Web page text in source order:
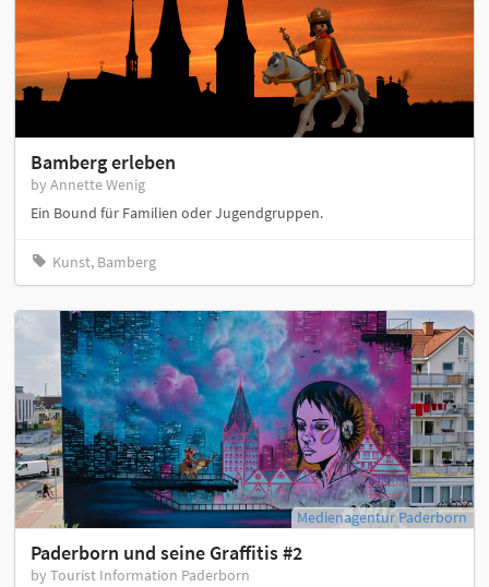
Bamberg erleben
by Annette Wenig
Ein Bound für Familien oder Jugendgruppen.
Kunst, Bamberg
Medienagentur Paderborn
Paderborn und seine Graffitis #2
by Tourist Information Paderborn